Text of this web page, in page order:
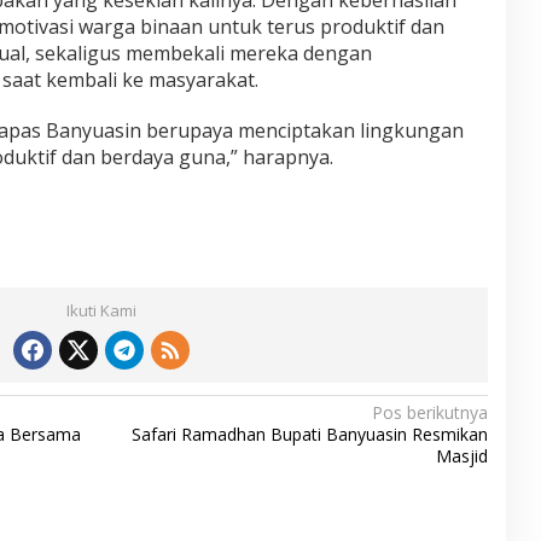
warga binaan untuk terus produktif dan
sekaligus membekali mereka dengan
kembali ke masyarakat.
Banyuasin berupaya menciptakan lingkungan
dan berdaya guna,” harapnya.
Ikuti Kami
Bersama
Pos berikutnya
Safari Ramadhan Bupati Banyuasin Resmikan
Masjid